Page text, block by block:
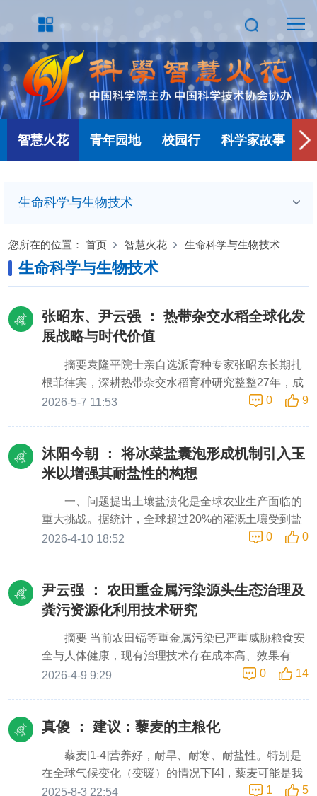
智慧火花 青年园地 校园行 科学家故事
生命科学与生物技术
您所在的位置： 首页 智慧火花 生命科学与生物技术
生命科学与生物技术
张昭东、尹云强 ：热带杂交水稻全球化发
展战略与时代价值
摘要袁隆平院士亲自选派育种专家张昭东长期扎
根菲律宾，深耕热带杂交水稻育种研究整整27年，成
功攻克温带杂交水稻难以适配热带高温、高湿、短日
关，中国杂交水稻种植范围突破北纬24.5°至南纬
24.5°环球热带黄金稻作带，覆盖全球87个水稻种植国
米为主食人口粮食安全。热带杂交水稻全球化布局，
不仅大幅提升世界稻米总产量、缓解全球粮食饥荒，
更以农业科技合作为纽带，深化国际粮食互助，践行
水稻；张昭东；菲律宾育种；环球稻作带；粮食安
全；杂交水稻全球化 一、绪论1.1 研究背景水稻是全
球最重要的口粮作物，世界半数以上人口以大米为主
食。热带、亚热带地区是全球水稻主产区，但当地高
温高湿、台风暴雨频发、病虫害多发，常规水稻产量
偏低、抗灾能力弱，长期存在粮食自给不足、依赖进
口、饥荒风险较高等问题。传统杂交水稻多适配温带
气候，无法直接在热带地区正常生长结实，热带高产
杂交水稻育种长期属于世界性技术难题。袁隆平院士
胸怀全球粮食安全大局，把菲律宾作为热带杂交水稻
海外科研核心阵地，开启中国杂交水稻走向世界的伟
大历程。1.2 研究缘起1998年，袁隆平院士委派专家
2026-5-7 11:53 0 9
沐阳今朝 ：将冰菜盐囊泡形成机制引入玉
米以增强其耐盐性的构想
一、问题提出土壤盐渍化是全球农业生产面临的
重大挑战。据统计，全球超过20%的灌溉土壤受到盐
胁迫影响，且这一比例仍在持续上升。玉米(Zea
明显抑制，产量损失可达30%80%。当前玉米耐盐育
种主要依赖两方面策略：一是挖掘和利用玉米自身的
常规杂交和分子标记辅助选择聚合耐盐性状。然而，
玉米作为甜土植物，其内在耐盐机制的提升空间有
限。因此，从极端耐盐植物中引入全新的耐盐策略，
crystallinum)，又称冰叶日中花，原产于非洲南部纳
米布沙漠等干旱盐碱地带，是一种典型的盐生植物。
它的叶片和茎表面布满了晶莹剔透的颗粒状突起——
这些被称为盐囊泡(epidermal bladder cells) 的特化表
2026-4-10 18:52 0 0
尹云强 ：农田重金属污染源头生态治理及
粪污资源化利用技术研究
摘要 当前农田镉等重金属污染已严重威胁粮食安
全与人体健康，现有治理技术存在成本高、效果有
限、易产生次生问题等情况，低镉品种在推广中存在
污染。本文基于数十年田间实践观察，提出一套源头
理方案：通过收集天然降水、辅以井水灌溉切断外源
重金属输入，通过科学管水晒田促进重金属向土壤深
2026-4-9 9:29 0 14
真傻 ：建议：藜麦的主粮化
藜麦[1-4]营养好，耐旱、耐寒、耐盐性。特别是
在全球气候变化（变暖）的情况下[4]，藜麦可能是我
们人类未来粮食的重要候选品种。一、藜麦主粮化的
2025-8-3 22:54 1 5